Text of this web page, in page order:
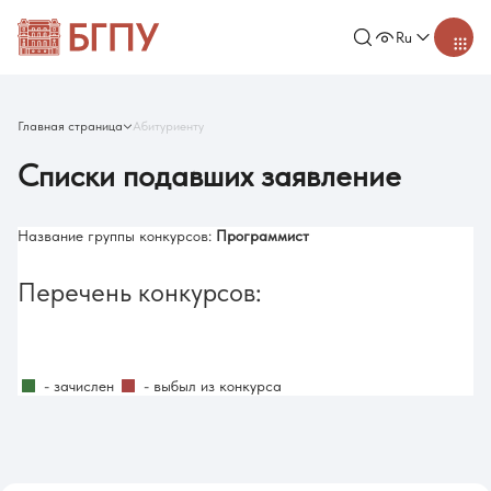
Ru
Главная страница Абитуриенту
Списки подавших заявление
Название группы конкурсов: Программист
Перечень конкурсов:
- зачислен - выбыл из конкурса